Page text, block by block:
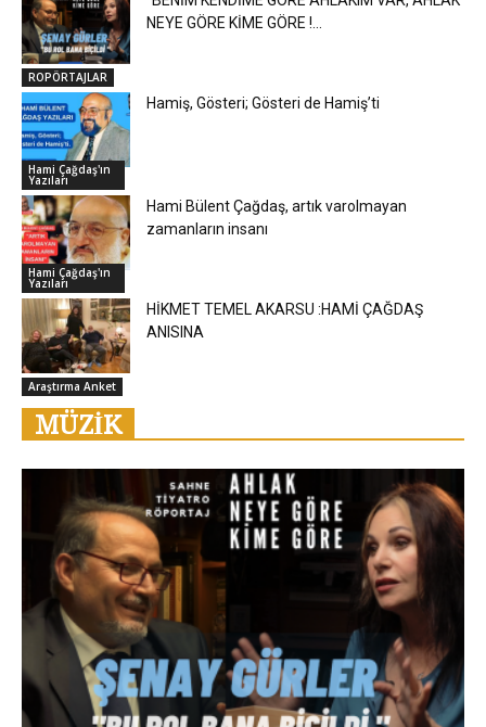
ROPÖRTAJLAR
NEYE GÖRE KİME GÖRE !...
Hami Çağdaş'ın
Yazıları
Hamiş, Gösteri; Gösteri de Hamiş’ti
Hami Çağdaş'ın
Yazıları
Hami Bülent Çağdaş, artık varolmayan
zamanların insanı
Araştırma Anket
HİKMET TEMEL AKARSU :HAMİ ÇAĞDAŞ
ANISINA
MÜZİK